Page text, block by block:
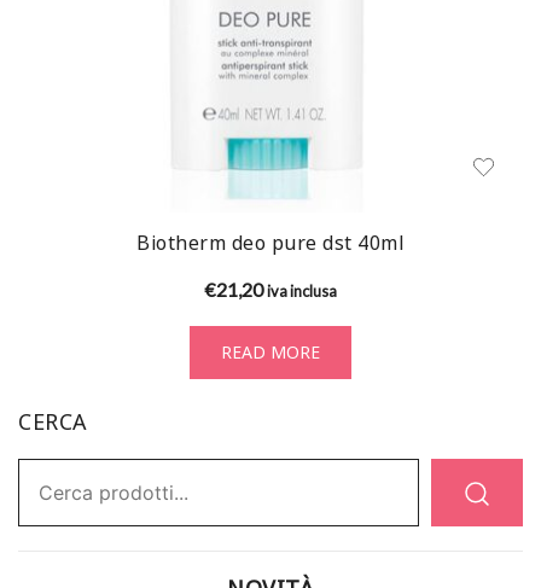
Biotherm deo pure dst 40ml
€21,20iva inclusa
READ MORE
CERCA